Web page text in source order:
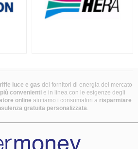
luce e gas dei fornitori di energia del mercato
convenienti e in linea con le esigenze degli
online aiutiamo i consumatori a risparmiare
gratuita personalizzata.